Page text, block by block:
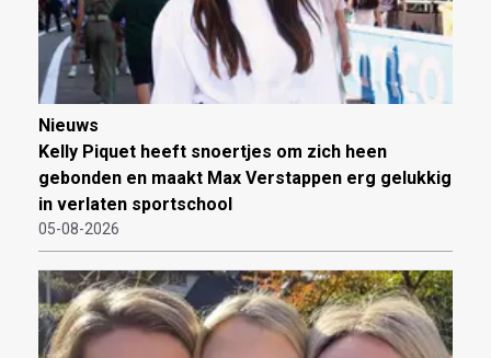
Nieuws
Kelly Piquet heeft snoertjes om zich heen
gebonden en maakt Max Verstappen erg gelukkig
in verlaten sportschool
05-08-2026